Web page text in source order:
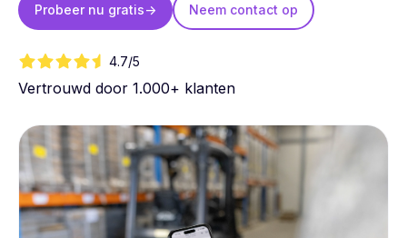
Probeer nu gratis-> Neem contact op
4.7/5
Vertrouwd door 1.000+ klanten